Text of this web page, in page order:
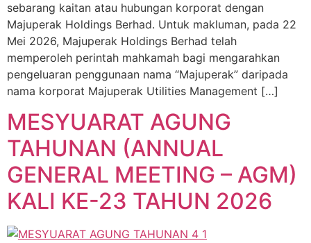
sebarang kaitan atau hubungan korporat dengan
Majuperak Holdings Berhad. Untuk makluman, pada 22
Mei 2026, Majuperak Holdings Berhad telah
memperoleh perintah mahkamah bagi mengarahkan
pengeluaran penggunaan nama “Majuperak” daripada
nama korporat Majuperak Utilities Management […]
MESYUARAT AGUNG
TAHUNAN (ANNUAL
GENERAL MEETING – AGM)
KALI KE-23 TAHUN 2026